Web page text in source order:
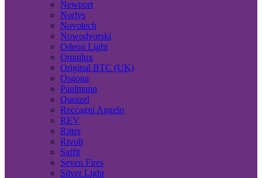
Newport
Norlys
Novotech
Nowodvorski
Odeon Light
Omnilux
Original BTC (UK)
Osgona
Paulmann
Quoizel
Reccagni Angelo
REV
Ritter
Rivoli
Saffit
Seven Fires
Silver Light